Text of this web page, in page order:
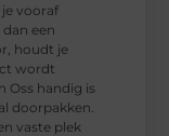
vooraf
een
houdt je
wordt
Oss handig is
doorpakken.
vaste plek